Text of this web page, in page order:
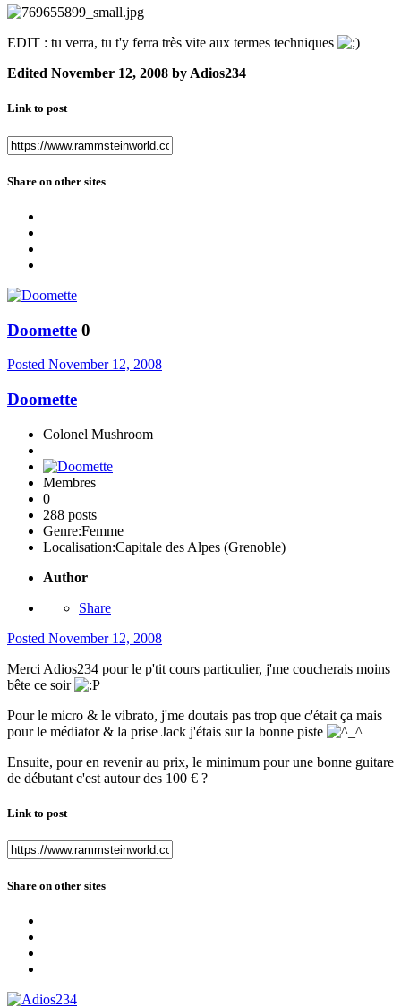
EDIT : tu verra, tu t'y ferra très vite aux termes techniques
Edited November 12, 2008 by Adios234
Link to post
Share on other sites
Doomette 0
Posted November 12, 2008
Doomette
Colonel Mushroom
Membres
0
288 posts
Genre:Femme
Localisation:Capitale des Alpes (Grenoble)
Author
Share
Posted November 12, 2008
Merci Adios234 pour le p'tit cours particulier, j'me coucherais moins
bête ce soir
Pour le micro & le vibrato, j'me doutais pas trop que c'était ça mais
pour le médiator & la prise Jack j'étais sur la bonne piste
Ensuite, pour en revenir au prix, le minimum pour une bonne guitare
de débutant c'est autour des 100 € ?
Link to post
Share on other sites